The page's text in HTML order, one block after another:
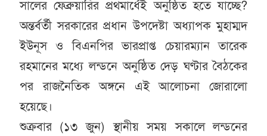
সালের ফেব্রুয়ারির প্রথমার্ধেই অনুষ্ঠিত হতে যাচ্ছে?
অন্তর্বর্তী সরকারের প্রধান উপদেষ্টা অধ্যাপক মুহাম্মদ
ইউনূস ও বিএনপির ভারপ্রাপ্ত চেয়ারম্যান তারেক
রহমানের মধ্যে লন্ডনে অনুষ্ঠিত দেড় ঘণ্টার বৈঠকের
পর রাজনৈতিক অঙ্গনে এই আলোচনা জোরালো
হয়েছে।
শুক্রবার (১৩ জুন) স্থানীয় সময় সকালে লন্ডনের